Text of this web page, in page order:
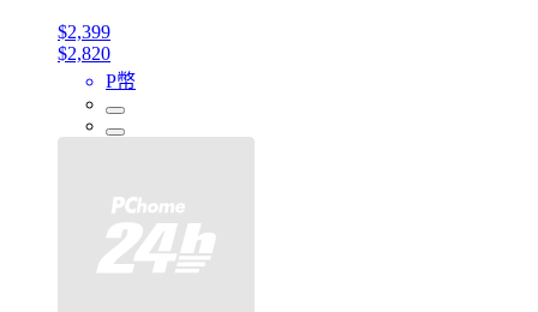
$2,399
$2,820
P幣